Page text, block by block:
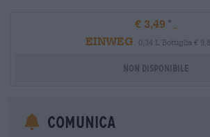
€ 3,49
EINWEG
0,34 L Bottiglia €
Non disponibile
Comunica